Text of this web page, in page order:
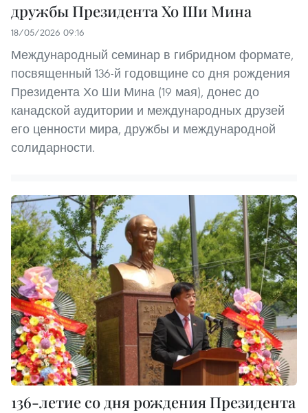
дружбы Президента Хо Ши Мина
18/05/2026 09:16
Международный семинар в гибридном формате,
посвященный 136-й годовщине со дня рождения
Президента Хо Ши Мина (19 мая), донес до
канадской аудитории и международных друзей
его ценности мира, дружбы и международной
солидарности.
136-летие со дня рождения Президента